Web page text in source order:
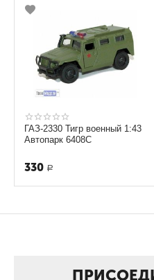
ГАЗ-2330 Тигр военный 1:43
Автопарк 6408С
330 Р